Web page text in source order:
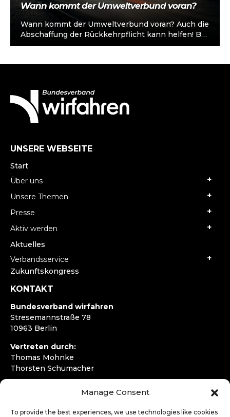
Manage Consent
To provide the best experiences, we use technologies like cookies
Wann kommt der Umweltverbund voran?
Wann kommt der Umweltverbund voran? Auch die
Abschaffung der Rückkehrpflicht kann helfen! Bei
der Aufteilung der Verkehrsleistung in
UNSERE WEBSEITE
Start
Über uns
Unsere Themen
Presse
Aktiv werden
Aktuelles
Verbandsservice
Zukunftskongress
KONTAKT
Bundesverband wirfahren
Stresemannstraße 78
10963 Berlin
Vertreten durch:
Thomas Mohnke
Thorsten Schumacher
kontakt@wirfahren.de